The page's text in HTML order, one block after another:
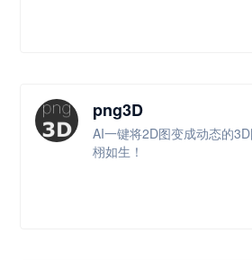
png3D
AI一键将2D图变成动态的
栩如生！